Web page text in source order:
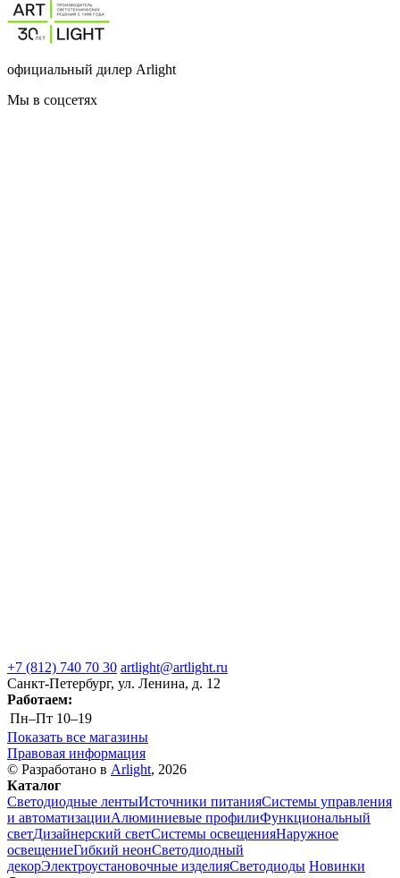
официальный дилер Arlight
Мы в соцсетях
+7 (812) 740 70 30 artlight@artlight.ru
Санкт-Петербург, ул. Ленина, д. 12
Работаем:
Пн–Пт 10–19
Показать все магазины
Правовая информация
© Разработано в Arlight, 2026
Каталог
Светодиодные лентыИсточники питанияСистемы управления
и автоматизацииАлюминиевые профилиФункциональный
светДизайнерский светСистемы освещенияНаружное
освещениеГибкий неонСветодиодный
декорЭлектроустановочные изделияСветодиоды Новинки